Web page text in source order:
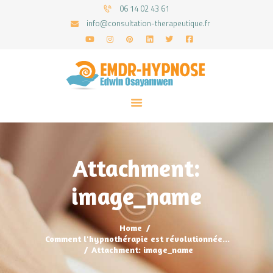
06 14 02 43 61
info@consultation-therapeutique.fr
Attachment:
image_name
Home
Comment l'hypnothérapie est révolutionnée...
Attachment: image_name
ACCUEIL
MON APPROCHE
ARTICLES
PRENEZ UN RDV